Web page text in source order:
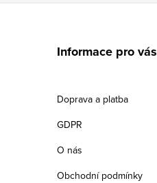
Informace pro vás
Doprava a platba
GDPR
O nás
Obchodní podmínky